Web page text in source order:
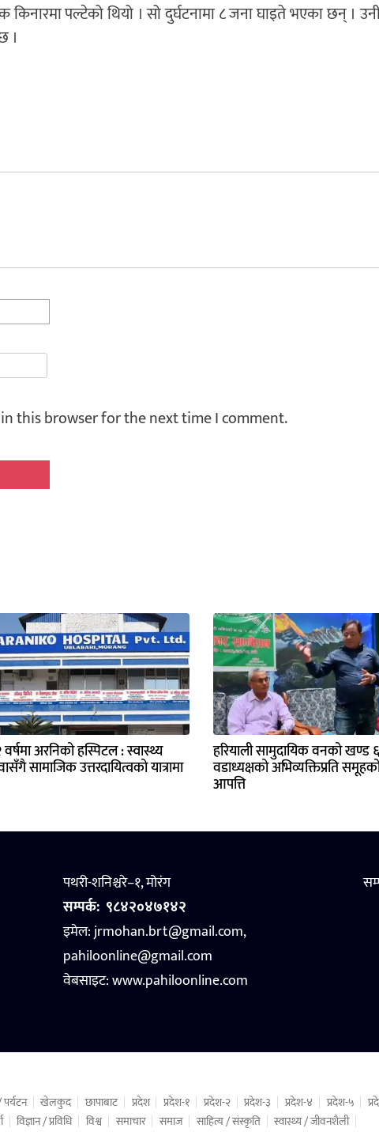
पल्टेको थियो । सो दुर्घटनामा ८ जना घाइते भएका छन् ।
।
this browser for the next time I comment.
वर्षमा अरनिको हस्पिटल : स्वास्थ्य
सामाजिक उत्तरदायित्वको यात्रामा
हरियाली सामुदायिक वनको खण्ड
वडाध्यक्षको अभिव्यक्तिप्रति
आपत्ति
पथरी-शनिश्चरे–१, मोरंग
सम्पर्क: ९८४२०४७१४२
इमेल: jrmohan.brt@gmail.com,
pahiloonline@gmail.com
वेबसाइट:www.pahiloonline.com
खेलकुद छापाबाट प्रदेश प्रदेश-१ प्रदेश-२ प्रदेश-३ प्रदेश-४ प्रदेश-५
विज्ञान / प्रविधि विश्व समाचार समाज साहित्य / संस्कृति स्वास्थ्य / जीवनशैली